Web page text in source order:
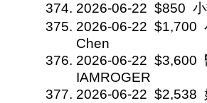
2026-06-22 $850
2026-06-22 $1,700
Chen
2026-06-22 $3,600
IAMROGER
2026-06-22 $2,538